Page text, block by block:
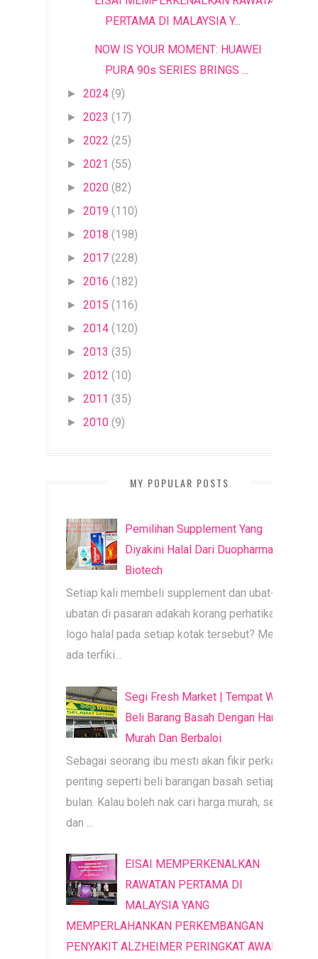
PERTAMA DI MALAYSIA Y...
NOW IS YOUR MOMENT: HUAWEI
PURA 90s SERIES BRINGS ...
► 2024 (9)
► 2023 (17)
► 2022 (25)
► 2021 (55)
► 2020 (82)
► 2019 (110)
► 2018 (198)
► 2017 (228)
► 2016 (182)
► 2015 (116)
► 2014 (120)
► 2013 (35)
► 2012 (10)
► 2011 (35)
► 2010 (9)
MY POPULAR POSTS
Pemilihan Supplement Yang
Diyakini Halal Dari Duopharma
Biotech
Setiap kali membeli supplement dan ubat-
ubatan di pasaran adakah korang perhatikan
logo halal pada setiap kotak tersebut? Mesti
ada terfiki...
Segi Fresh Market | Tempat Wajib
Beli Barang Basah Dengan Harga
Murah Dan Berbaloi
Sebagai seorang ibu mesti akan fikir perkara
penting seperti beli barangan basah setiap
bulan. Kalau boleh nak cari harga murah, segar
dan ...
EISAI MEMPERKENALKAN
RAWATAN PERTAMA DI
MALAYSIA YANG
MEMPERLAHANKAN PERKEMBANGAN
PENYAKIT ALZHEIMER PERINGKAT AWAL